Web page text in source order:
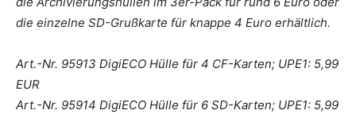
die einzelne SD-Grußkarte für knappe 4 Euro erhältlich.
Art.-Nr. 95913 DigiECO Hülle für 4 CF-Karten; UPE1: 5,99
EUR
Art.-Nr. 95914 DigiECO Hülle für 6 SD-Karten; UPE1: 5,99